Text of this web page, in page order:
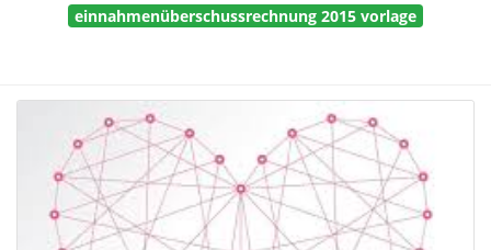
einnahmenüberschussrechnung 2015 vorlage